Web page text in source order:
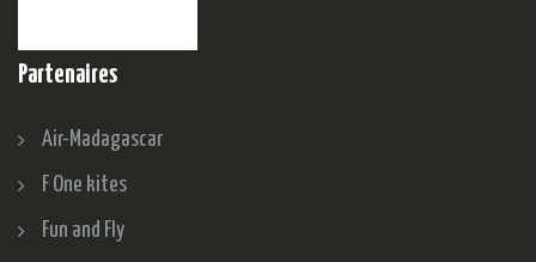
Partenaires
Air-Madagascar
F One kites
Fun and Fly